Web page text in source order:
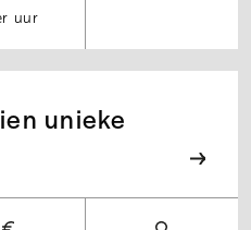
uur
unieke